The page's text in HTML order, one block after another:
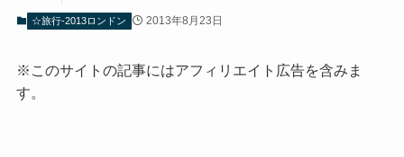
☆旅行-2013ロンドン 2013年8月23日
※このサイトの記事にはアフィリエイト広告を含みま
す。